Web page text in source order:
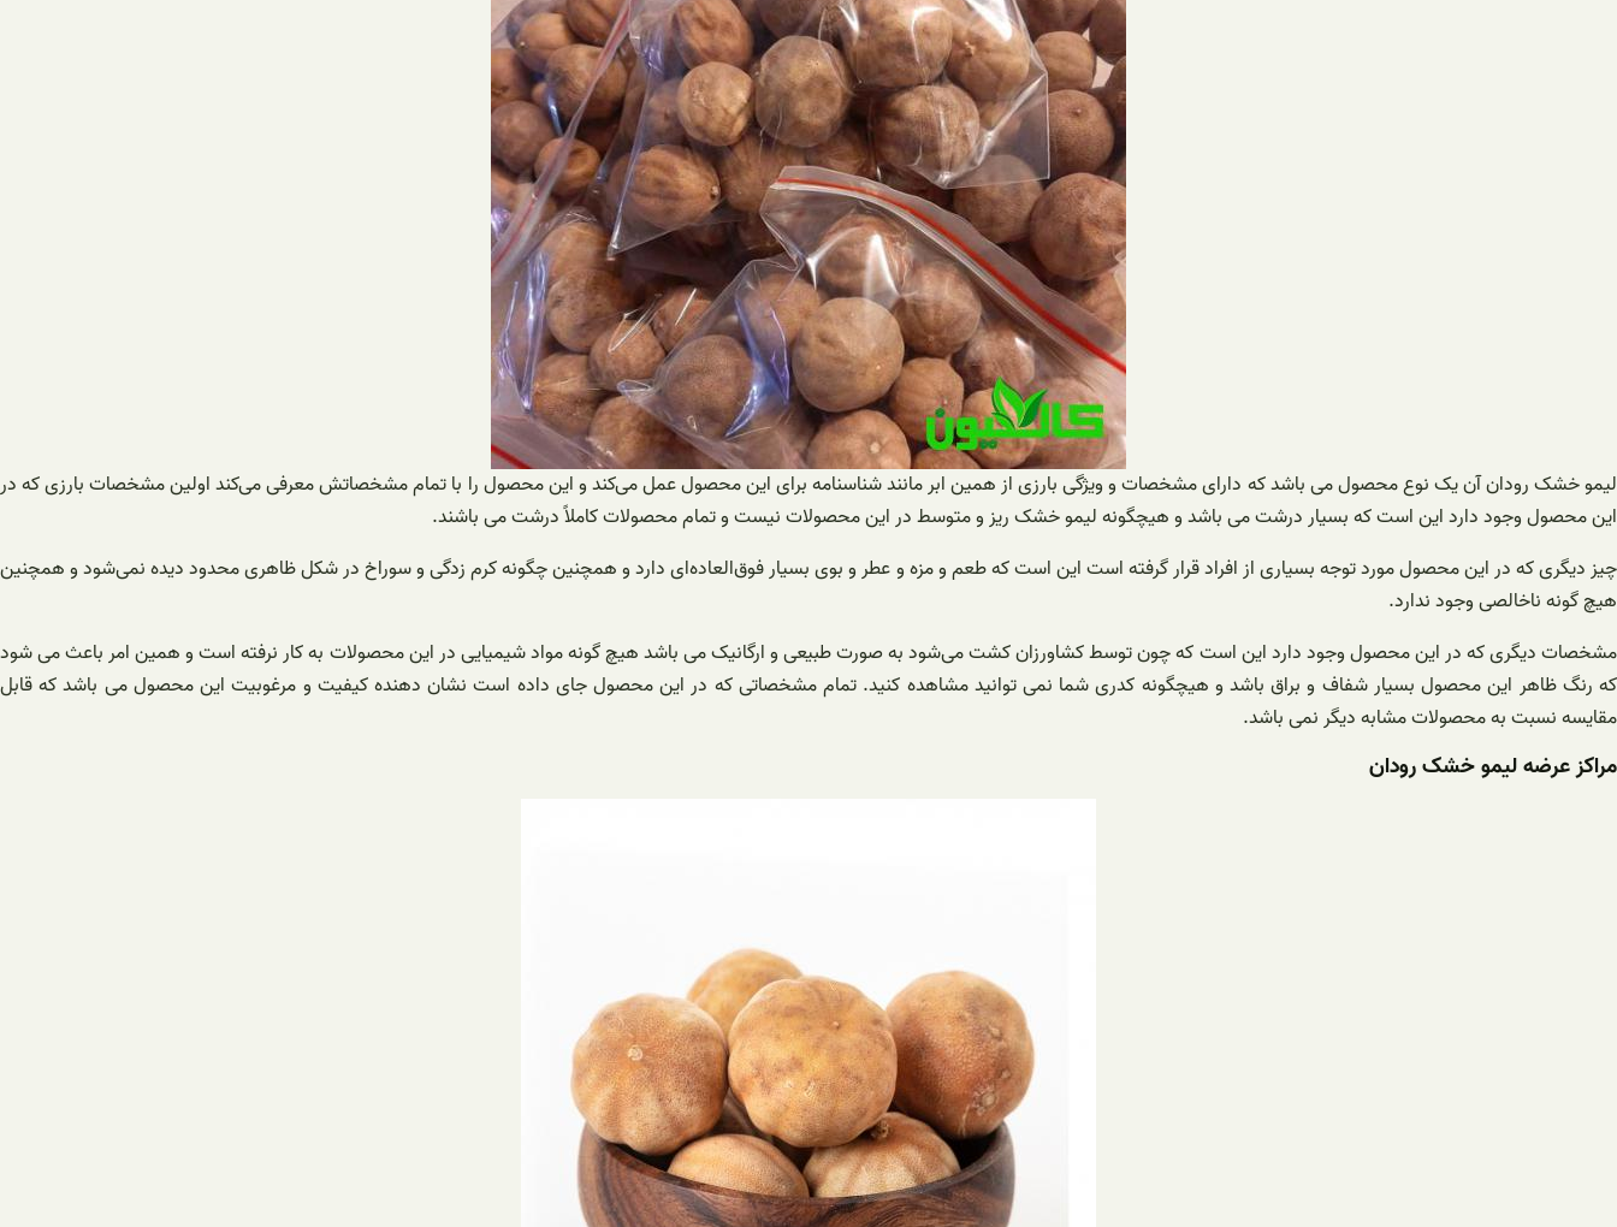
لیمو خشک رودان آن یک نوع محصول می باشد که دارای مشخصات و ویژگی بارزی از همین ابر مانند شناسنامه برای این محصول عمل می‌کند و این محصول را با تمام مشخصاتش معرفی می‌کند اولین مشخصات بارزی که در
این محصول وجود دارد این است که بسیار درشت می باشد و هیچگونه لیمو خشک ریز و متوسط در این محصولات نیست و تمام محصولات کاملاً درشت می باشند.
چیز دیگری که در این محصول مورد توجه بسیاری از افراد قرار گرفته است این است که طعم و مزه و عطر و بوی بسیار فوق‌العاده‌ای دارد و همچنین چگونه کرم زدگی و سوراخ در شکل ظاهری محدود دیده نمی‌شود و همچنین
هیچ گونه ناخالصی وجود ندارد.
مشخصات دیگری که در این محصول وجود دارد این است که چون توسط کشاورزان کشت می‌شود به صورت طبیعی و ارگانیک می باشد هیچ گونه مواد شیمیایی در این محصولات به کار نرفته است و همین امر باعث می شود
که رنگ ظاهر این محصول بسیار شفاف و براق باشد و هیچگونه کدری شما نمی توانید مشاهده کنید. تمام مشخصاتی که در این محصول جای داده است نشان دهنده کیفیت و مرغوبیت این محصول می باشد که قابل
مقایسه نسبت به محصولات مشابه دیگر نمی باشد.
مراکز عرضه لیمو خشک رودان